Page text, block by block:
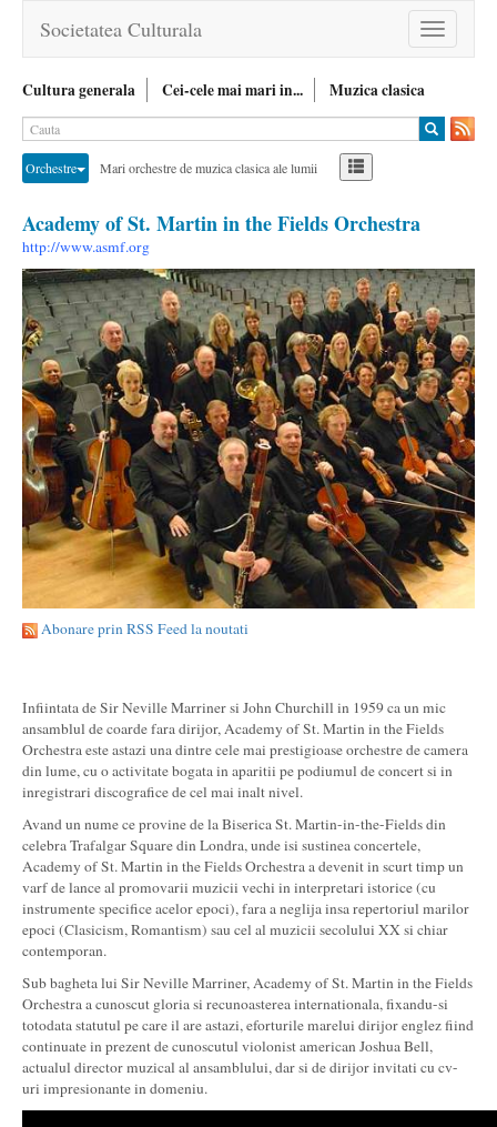
Toggle
navigation
Societatea Culturala
Cultura generala Cei-cele mai mari in... Muzica clasica
Orchestre Mari orchestre de muzica clasica ale lumii
Academy of St. Martin in the Fields Orchestra
http://www.asmf.org
Abonare prin RSS Feed la noutati
Infiintata de Sir Neville Marriner si John Churchill in 1959 ca un mic
ansamblul de coarde fara dirijor, Academy of St. Martin in the Fields
Orchestra este astazi una dintre cele mai prestigioase orchestre de camera
din lume, cu o activitate bogata in aparitii pe podiumul de concert si in
inregistrari discografice de cel mai inalt nivel.
Avand un nume ce provine de la Biserica St. Martin-in-the-Fields din
celebra Trafalgar Square din Londra, unde isi sustinea concertele,
Academy of St. Martin in the Fields Orchestra a devenit in scurt timp un
varf de lance al promovarii muzicii vechi in interpretari istorice (cu
instrumente specifice acelor epoci), fara a neglija insa repertoriul marilor
epoci (Clasicism, Romantism) sau cel al muzicii secolului XX si chiar
contemporan.
Sub bagheta lui Sir Neville Marriner, Academy of St. Martin in the Fields
Orchestra a cunoscut gloria si recunoasterea internationala, fixandu-si
totodata statutul pe care il are astazi, eforturile marelui dirijor englez fiind
continuate in prezent de cunoscutul violonist american Joshua Bell,
actualul director muzical al ansamblului, dar si de dirijor invitati cu cv-
uri impresionante in domeniu.